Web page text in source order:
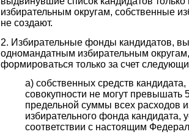
избирательным округам, собственные
не создают.
2. Избирательные фонды кандидатов,
одномандатным избирательным
формироваться только за счет
а) собственных средств
совокупности не могут превышать
предельной суммы всех расходов
избирательного фонда кандидата,
соответствии с настоящим